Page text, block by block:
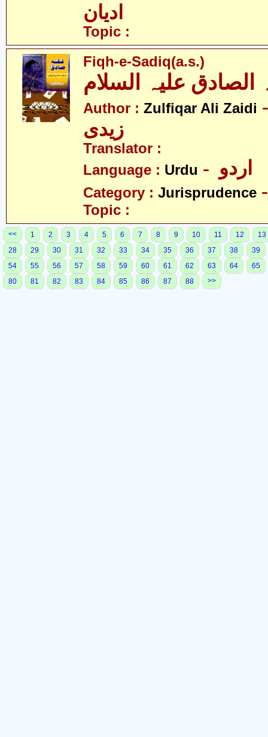
ادیان
Topic :
Fiqh-e-Sadiq(a.s.)
الصادق علیہ السلام
Author : Zulfiqar Ali Zaidi علی
زیدی
Translator :
Language : Urdu
Category : Jurisprudence
Topic :
<< 1 2 3 4 5 6 7 8 9 10 11 12
13
28
29 30 31 32 33 34 35 36 37 38
39
54
55 56 57 58 59 60 61 62 63 64
65
80
81 82 83 84 85 86 87 88 >>